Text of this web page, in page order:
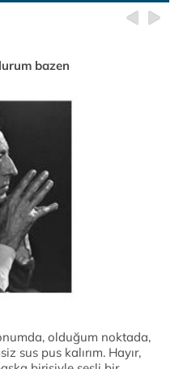
bazen
olduğum noktada,
sus pus kalırım. Hayır,